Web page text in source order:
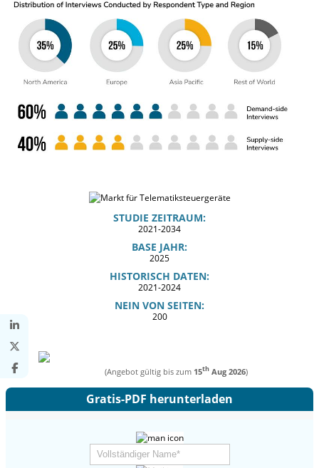
STUDIE ZEITRAUM:
2021-2034
BASE JAHR:
2025
HISTORISCH DATEN:
2021-2024
NEIN VON SEITEN:
200
(Angebot gültig bis zum 15thAug 2026)
Gratis-PDF herunterladen